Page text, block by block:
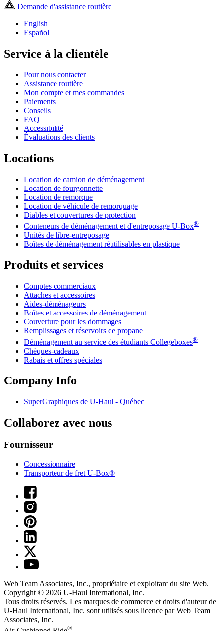
Demande d'assistance routière
English
Español
Service à la clientèle
Pour nous contacter
Assistance routière
Mon compte et mes commandes
Paiements
Conseils
FAQ
Accessibilité
Évaluations des clients
Locations
Location de camion de déménagement
Location de fourgonnette
Location de remorque
Location de véhicule de remorquage
Diables et couvertures de protection
Conteneurs de déménagement et d'entreposage U-Box®
Unités de libre-entreposage
Boîtes de déménagement réutilisables en plastique
Produits et services
Comptes commerciaux
Attaches et accessoires
Aides-déménageurs
Boîtes et accessoires de déménagement
Couverture pour les dommages
Remplissages et réservoirs de propane
Déménagement au service des étudiants Collegeboxes®
Chèques-cadeaux
Rabais et offres spéciales
Company Info
SuperGraphiques de U-Haul - Québec
Collaborez avec nous
Fournisseur
Concessionnaire
Transporteur de fret U-Box®
Web Team Associates, Inc., propriétaire et exploitant du site Web.
Copyright © 2026 U-Haul International, Inc.
Tous droits réservés. Les marques de commerce et droits d'auteur de
U-Haul International, Inc. sont utilisés sous licence par Web Team
Associates, Inc.
®